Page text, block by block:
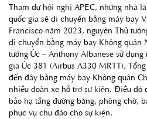
Tham dự hội nghị APEC, những nhà
quốc gia sẽ di chuyển bằng máy bay
Francisco năm 2023, nguyên Thủ
di chuyển bằng máy bay Không quân
tướng Úc – Anthony Albanese sử
gia Úc 381 (Airbus A330 MRTT),
đến đây bằng máy bay Không quân
nhiều đoàn xe hỗ trợ sự kiện. Điều đó
bảo hạ tầng đường băng, phòng chờ,
phục vụ chu đáo cho sự kiện.